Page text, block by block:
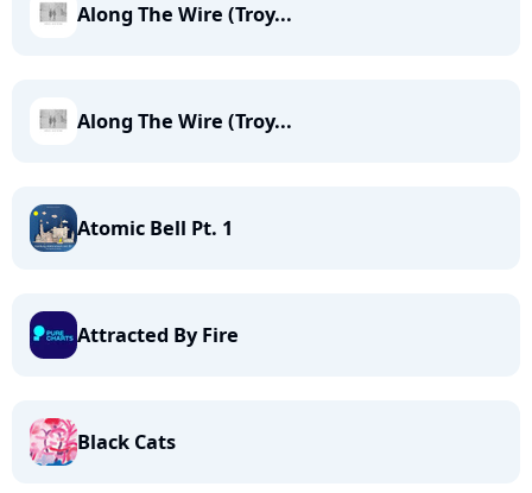
Along The Wire (Troy...
Along The Wire (Troy...
Atomic Bell Pt. 1
Attracted By Fire
Black Cats